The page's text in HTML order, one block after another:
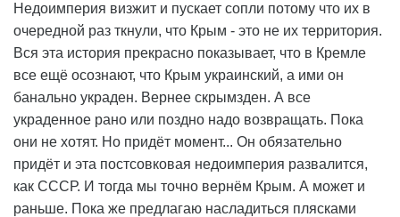
Недоимперия визжит и пускает сопли потому что их в
очередной раз ткнули, что Крым - это не их территория.
Вся эта история прекрасно показывает, что в Кремле
все ещё осознают, что Крым украинский, а ими он
банально украден. Вернее скрымзден. А все
украденное рано или поздно надо возвращать. Пока
они не хотят. Но придёт момент... Он обязательно
придёт и эта постсовковая недоимперия развалится,
как СССР. И тогда мы точно вернём Крым. А может и
раньше. Пока же предлагаю насладиться плясками